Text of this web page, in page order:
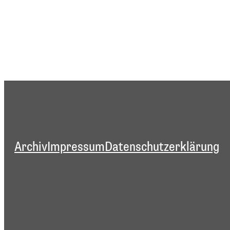
Archiv ImpressumDatenschutzerklärung